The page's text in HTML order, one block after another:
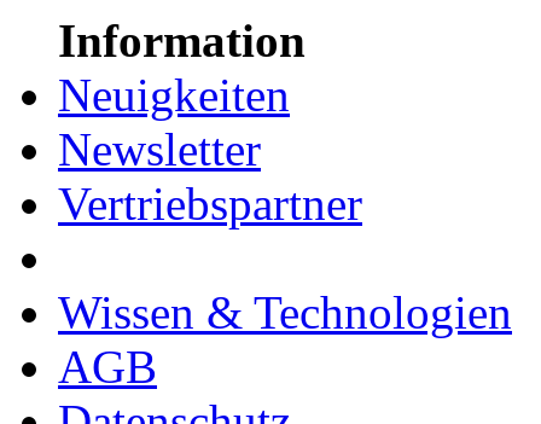
Information
Neuigkeiten
Newsletter
Vertriebspartner
Wissen & Technologien
AGB